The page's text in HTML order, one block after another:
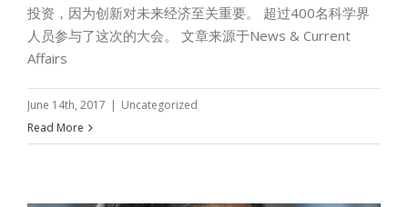
投资，因为创新对未来经济至关重要。 超过400名科学界
人员参与了这次的大会。 文章来源于News & Current
Affairs
June 14th, 2017 | Uncategorized
Read More